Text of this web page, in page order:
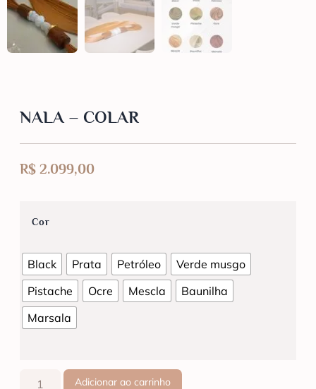
NALA – COLAR
R$ 2.099,00
Cor
Black Prata Petróleo
Verde musgo
Pistache
Ocre Mescla
Baunilha
Marsala
Adicionar ao carrinho